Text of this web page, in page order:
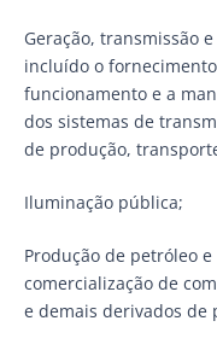
Geração, transmissão
incluído o
funcionamento e a
dos sistemas de
de produção,
Iluminação pública;
Produção de petróleo
comercialização de
e demais derivados de